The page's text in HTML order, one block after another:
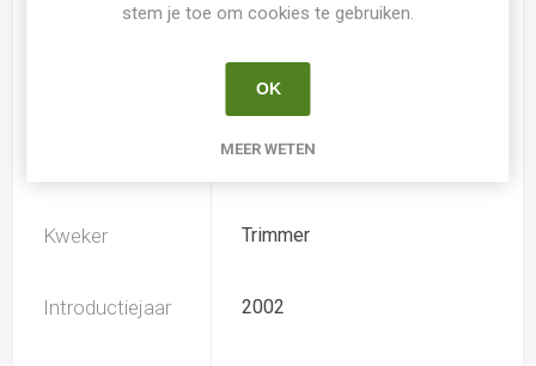
Bladhoudend
Hemerocallis
Kweker Trimmer
Introductiejaar 2002
stem je toe om cookies te gebruiken.
OK
MEER WETEN